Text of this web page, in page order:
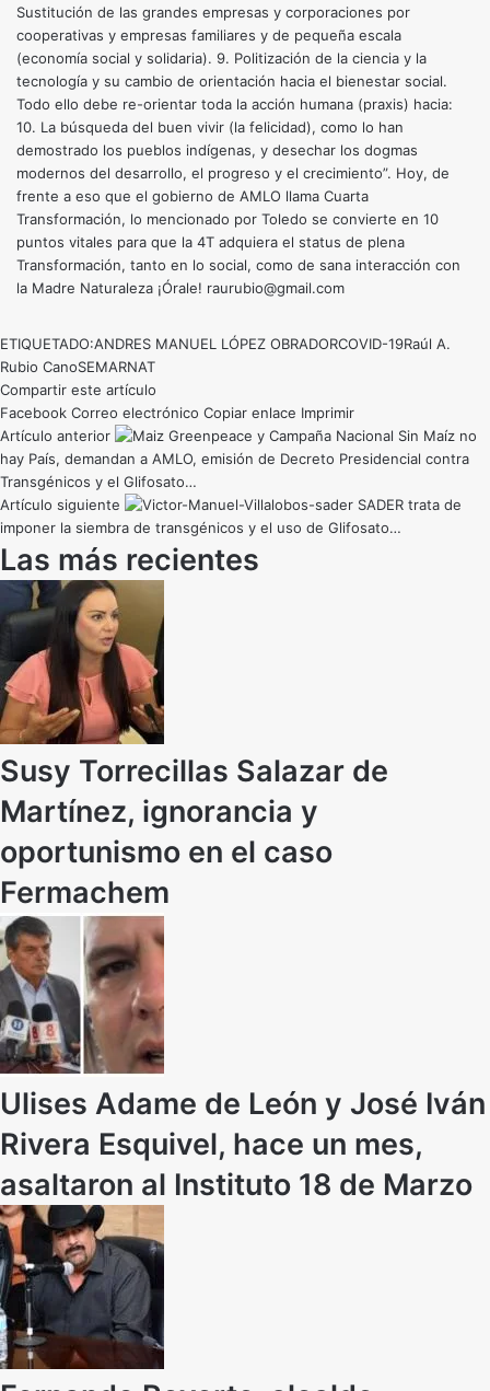
Sustitución de las grandes empresas y corporaciones por
cooperativas y empresas familiares y de pequeña escala
(economía social y solidaria). 9. Politización de la ciencia y la
tecnología y su cambio de orientación hacia el bienestar social.
Todo ello debe re-orientar toda la acción humana (praxis) hacia:
10. La búsqueda del buen vivir (la felicidad), como lo han
demostrado los pueblos indígenas, y desechar los dogmas
modernos del desarrollo, el progreso y el crecimiento”. Hoy, de
frente a eso que el gobierno de AMLO llama Cuarta
Transformación, lo mencionado por Toledo se convierte en 10
puntos vitales para que la 4T adquiera el status de plena
Transformación, tanto en lo social, como de sana interacción con
la Madre Naturaleza ¡Órale! raurubio@gmail.com
ETIQUETADO:ANDRES MANUEL LÓPEZ OBRADORCOVID-19Raúl A.
Rubio CanoSEMARNAT
Compartir este artículo
Facebook Correo electrónico Copiar enlace Imprimir
Artículo anterior
Greenpeace y Campaña Nacional Sin Maíz no
hay País, demandan a AMLO, emisión de Decreto Presidencial contra
Transgénicos y el Glifosato…
Artículo siguiente
SADER trata de
imponer la siembra de transgénicos y el uso de Glifosato…
Las más recientes
Susy Torrecillas Salazar de
Martínez, ignorancia y
oportunismo en el caso
Fermachem
Ulises Adame de León y José Iván
Rivera Esquivel, hace un mes,
asaltaron al Instituto 18 de Marzo